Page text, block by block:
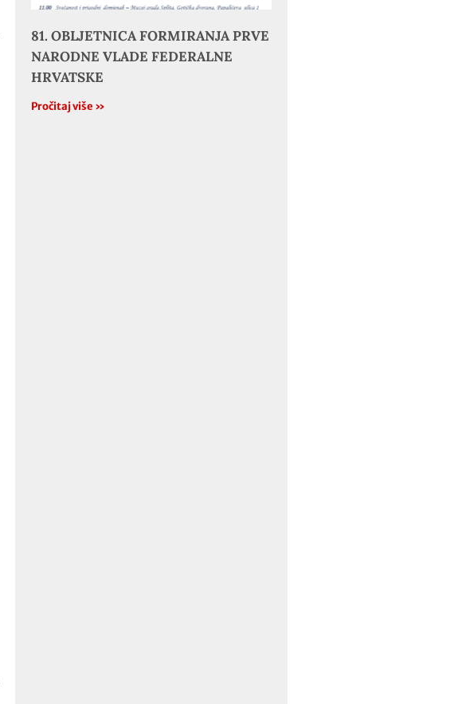
81. OBLJETNICA FORMIRANJA PRVE
NARODNE VLADE FEDERALNE
HRVATSKE
Pročitaj više »